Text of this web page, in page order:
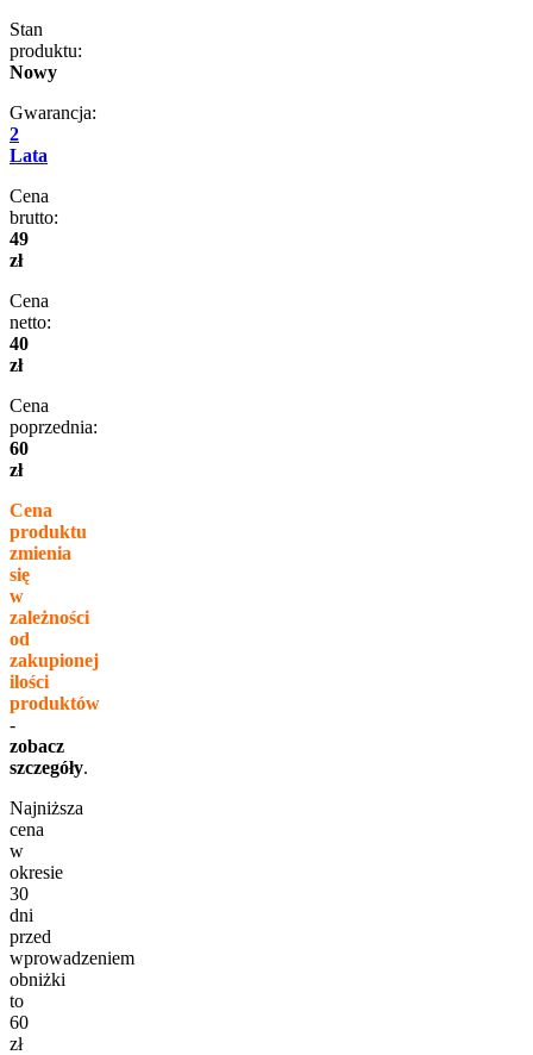
Stan
produktu:
Nowy
Gwarancja:
2
Lata
Cena
brutto:
49
zł
Cena
netto:
40
zł
Cena
poprzednia:
60
zł
Cena
produktu
zmienia
się
w
zależności
od
zakupionej
ilości
produktów
-
zobacz
szczegóły.
Najniższa
cena
w
okresie
30
dni
przed
wprowadzeniem
obniżki
to
60
zł